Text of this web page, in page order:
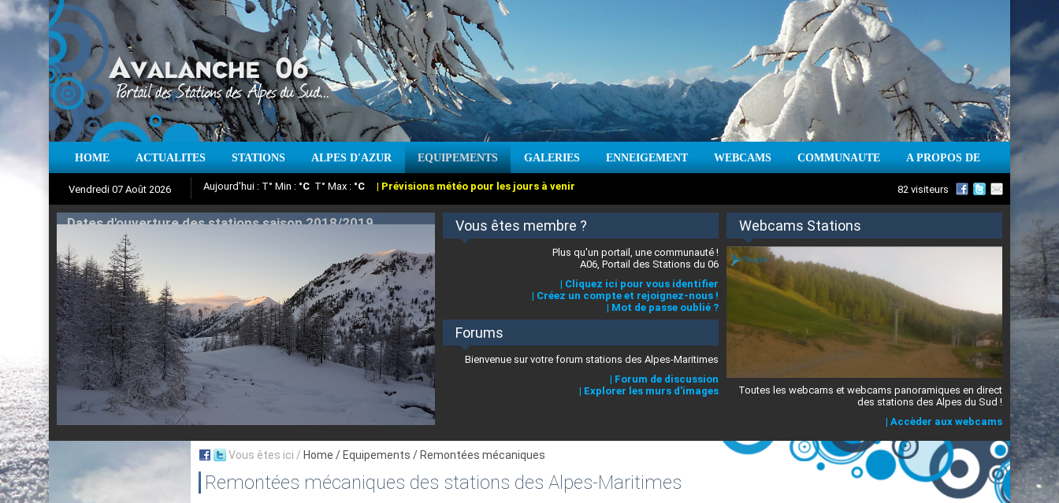
HOME ACTUALITES STATIONS ALPES D'AZUR EQUIPEMENTS GALERIES ENNEIGEMENT WEBCAMS COMMUNAUTE A PROPOS DE
Vendredi 07 Août 2026
Aujourd'hui : T° Min :°CT° Max :°C |Prévisions météo pour les jours à venir
Iso à 0° :m Neige sur 12 heures :cm Vent : |Prévisions météo pour les jours à venir
Suivez en direct l'actualité des stations des Alpes-Maritimes
82 visiteurs
Vous êtes membre ?
Plus qu'un portail, une communauté !
A06, Portail des Stations du 06
| Cliquez ici pour vous identifier
| Créez un compte et rejoignez-nous !
| Mot de passe oublié ?
Forums
Bienvenue sur votre forum stations des Alpes-Maritimes
| Forum de discussion
| Explorer les murs d'images
Webcams Stations
Toutes les webcams et webcams panoramiques en direct
des stations des Alpes du Sud !
| Accèder aux webcams
Vous êtes ici / Home / Equipements / Remontées mécaniques
Remontées mécaniques des stations des Alpes-Maritimes